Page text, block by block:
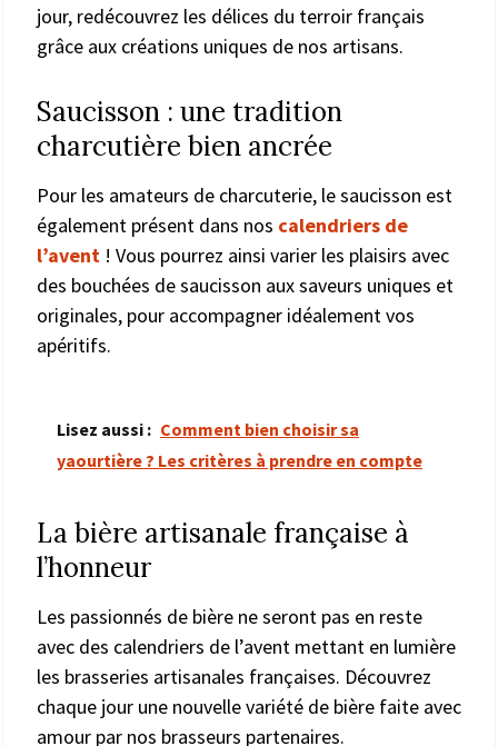
jour, redécouvrez les délices du terroir français
grâce aux créations uniques de nos artisans.
Saucisson : une tradition
charcutière bien ancrée
Pour les amateurs de charcuterie, le saucisson est
également présent dans nos calendriers de
l’avent ! Vous pourrez ainsi varier les plaisirs avec
des bouchées de saucisson aux saveurs uniques et
originales, pour accompagner idéalement vos
apéritifs.
Lisez aussi : Comment bien choisir sa
yaourtière ? Les critères à prendre en compte
La bière artisanale française à
l’honneur
Les passionnés de bière ne seront pas en reste
avec des calendriers de l’avent mettant en lumière
les brasseries artisanales françaises. Découvrez
chaque jour une nouvelle variété de bière faite avec
amour par nos brasseurs partenaires.